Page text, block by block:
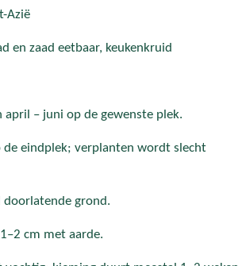
Azië
en zaad eetbaar, keukenkruid
april – juni op de gewenste plek.
de eindplek; verplanten wordt slecht
doorlatende grond.
cm met aarde.